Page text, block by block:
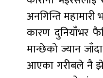
अनगिन्ति
कारण दुनियाँभर
मान्छेको ज्यान
आएका गरीबले नै